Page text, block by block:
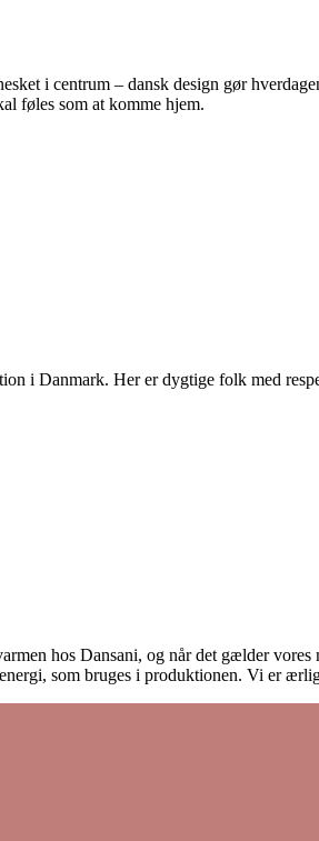
i centrum – dansk design gør
føles som at komme hjem.
i Danmark. Her er dygtige folk med
hos Dansani, og når det gælder
som bruges i produktionen. Vi er